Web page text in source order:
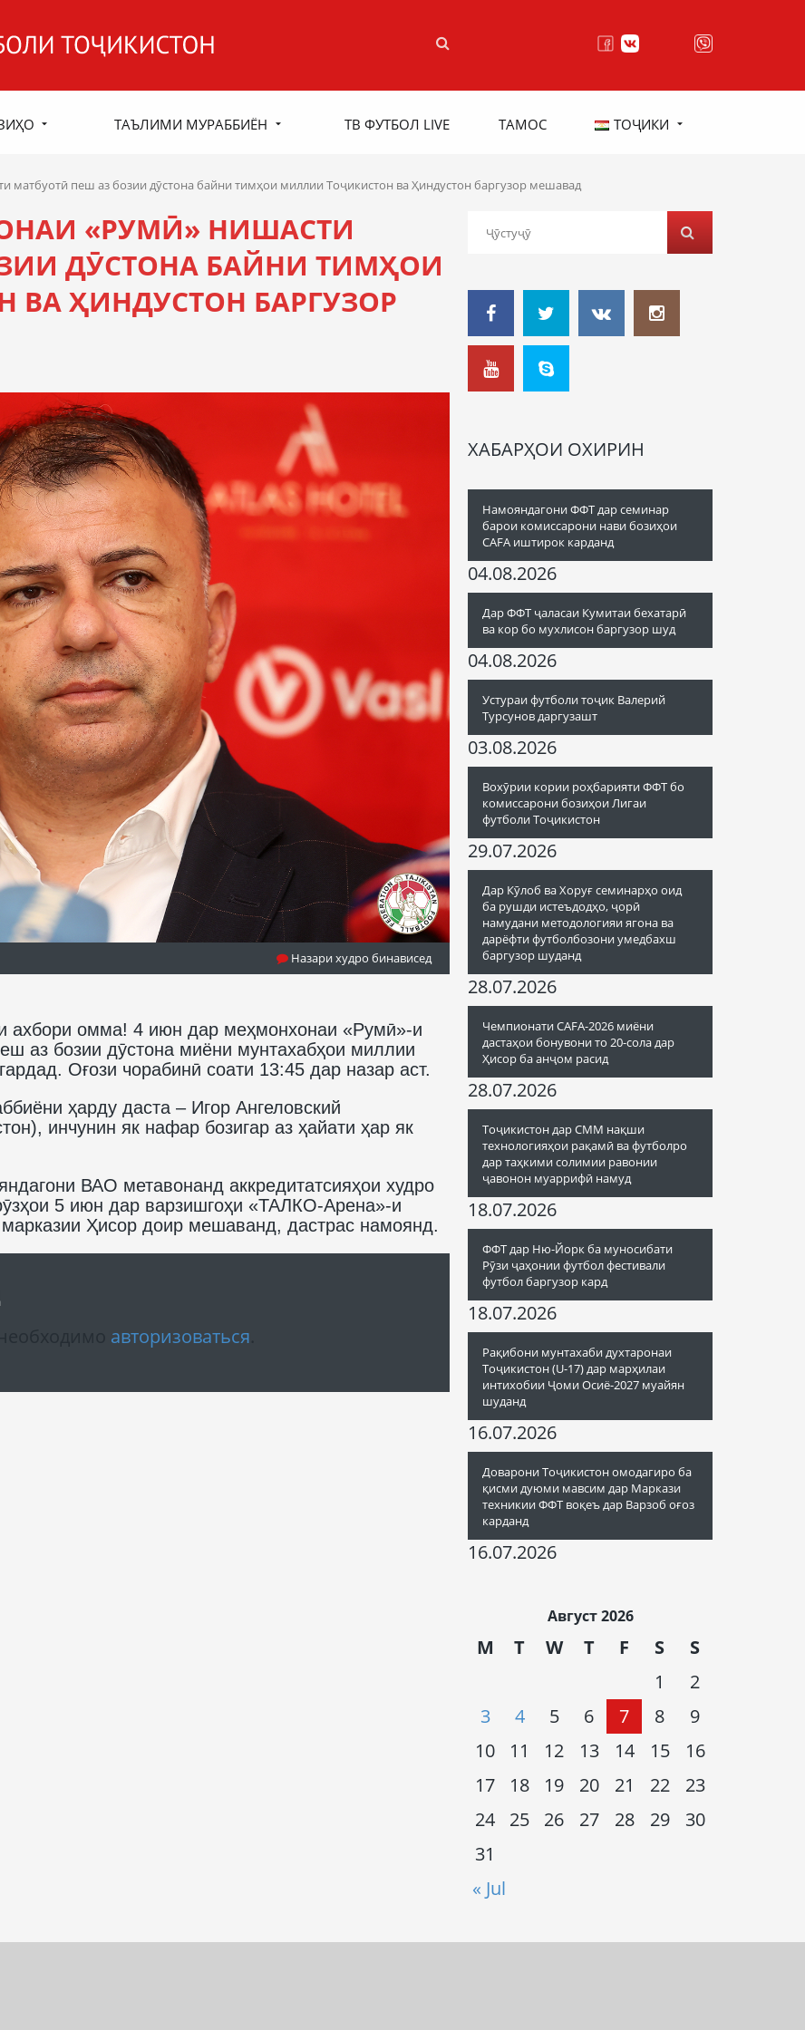
ТАЪЛИМИ МУРАББИЁН ТВ ФУТБОЛ LIVE ТАМОС ТОҶИКИ
пеш аз бозии дӯстона байни тимҳои миллии Тоҷикистон ва Ҳиндустон баргузор мешавад
«РУМӢ» НИШАСТИ
ДӮСТОНА БАЙНИ ТИМҲОИ
ҲИНДУСТОН БАРГУЗОР
Назари худро бинависед
ахбори омма! 4 июн дар меҳмонхонаи «Румӣ»-и
аз бозии дӯстона миёни мунтахабҳои миллии
Оғози чорабинӣ соати 13:45 дар назар аст.
ҳарду даста – Игор Ангеловский
инчунин як нафар бозигар аз ҳайати ҳар як
ВАО метавонанд аккредитатсияҳои худро
5 июн дар варзишгоҳи «ТАЛКО-Арена»-и
Ҳисор доир мешаванд, дастрас намоянд.
авторизоваться
ХАБАРҲОИ ОХИРИН
Намояндагони ФФТ дар семинар
барои комиссарони нави бозиҳои
CAFA иштирок карданд
04.08.2026
Дар ФФТ ҷаласаи Кумитаи бехатарӣ
ва кор бо мухлисон баргузор шуд
04.08.2026
Устураи футболи тоҷик Валерий
Турсунов даргузашт
03.08.2026
Вохӯрии кории роҳбарияти ФФТ бо
комиссарони бозиҳои Лигаи
футболи Тоҷикистон
29.07.2026
Дар Кӯлоб ва Хоруғ семинарҳо оид
ба рушди истеъдодҳо, ҷорӣ
намудани методологияи ягона ва
дарёфти футболбозони умедбахш
баргузор шуданд
28.07.2026
Чемпионати CAFA-2026 миёни
дастаҳои бонувони то 20-сола дар
Ҳисор ба анҷом расид
28.07.2026
Тоҷикистон дар СММ нақши
технологияҳои рақамӣ ва футболро
дар таҳкими солимии равонии
ҷавонон муаррифӣ намуд
18.07.2026
ФФТ дар Ню-Йорк ба муносибати
Рӯзи ҷаҳонии футбол фестивали
футбол баргузор кард
18.07.2026
Рақибони мунтахаби духтаронаи
Тоҷикистон (U-17) дар марҳилаи
интихобии Ҷоми Осиё-2027 муайян
шуданд
16.07.2026
Доварони Тоҷикистон омодагиро ба
қисми дуюми мавсим дар Маркази
техникии ФФТ воқеъ дар Варзоб оғоз
карданд
16.07.2026
Август 2026
M T W T F S S
« Jul
1
2
3
4 5 6 7 8
9
10
11 12 13 14 15
16
17
18 19 20 21 22
23
24
25 26 27 28 29
30
31